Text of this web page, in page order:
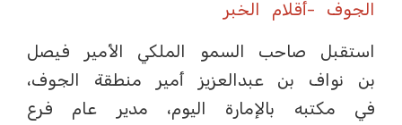
الجوف -أقلام الخبر
استقبل صاحب السمو الملكي الأمير فيصل
بن نواف بن عبدالعزيز أمير منطقة الجوف،
في مكتبه بالإمارة اليوم، مدير عام فرع